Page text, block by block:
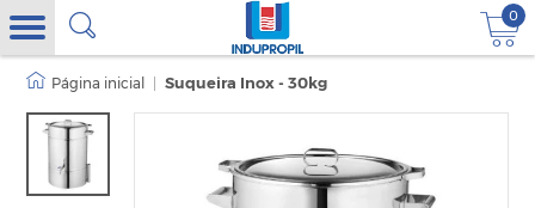
0
Suqueira Inox - 30kg